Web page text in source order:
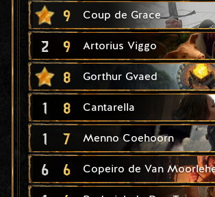
9 Coup de Grace
2 9 Artorius Viggo
8 Gorthur Gvaed
1 8 Cantarella
1 7 Menno Coehoorn
6 6 Copeiro de Van